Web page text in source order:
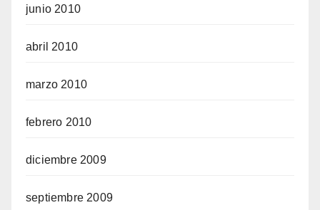
junio 2010
abril 2010
marzo 2010
febrero 2010
diciembre 2009
septiembre 2009